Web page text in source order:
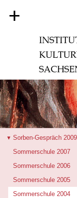
+
Sorben-Gespräch 2009
Sommerschule 2007
Sommerschule 2006
Sommerschule 2005
Sommerschule 2004